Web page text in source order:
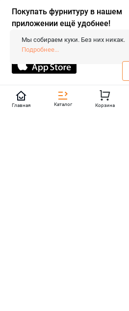
© 2026 «FieraShop.ru»
Сопровождение сайта
- Вебформат.
Все права защищены.
Не является публичной офертой
Политика конфиденциальности
Главная Каталог Корзина
Покупать фурнитуру в нашем
приложении ещё удобнее!
Мы собираем куки. Без них никак.
Подробнее...